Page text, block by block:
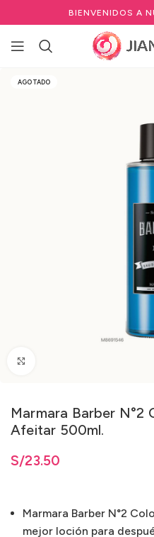
BIENVENIDOS A
Inicio Barbería y Equipamiento
AGOTADO
Marmara Barber N°2
Afeitar 500ml.
S/23.50
Marmara Barber N°2
mejor loción para